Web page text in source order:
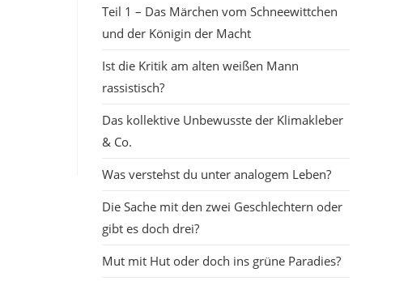
Teil 1 – Das Märchen vom Schneewittchen
und der Königin der Macht
Ist die Kritik am alten weißen Mann
rassistisch?
Das kollektive Unbewusste der Klimakleber
& Co.
Was verstehst du unter analogem Leben?
Die Sache mit den zwei Geschlechtern oder
gibt es doch drei?
Mut mit Hut oder doch ins grüne Paradies?